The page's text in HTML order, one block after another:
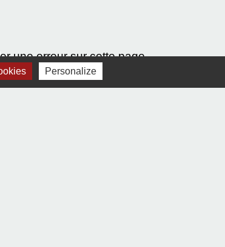
une erreur sur cette page
Personalize